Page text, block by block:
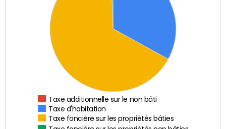
Taxe additionnelle sur le non bâti
Taxe d'habitation
Taxe foncière sur les propriétés bâties